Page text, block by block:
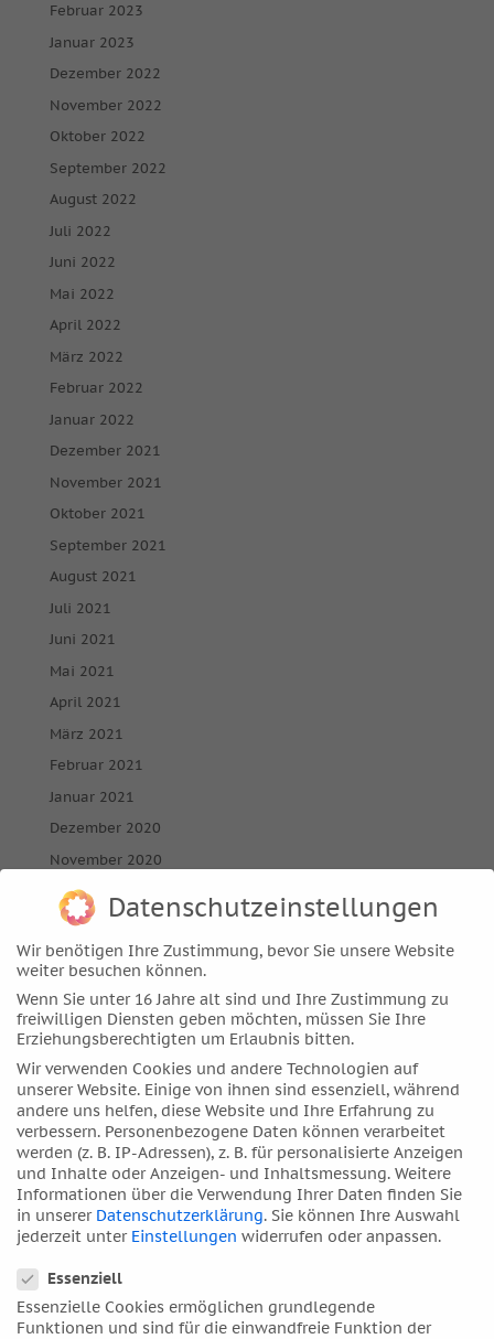
Februar 2023
Januar 2023
Dezember 2022
November 2022
Oktober 2022
September 2022
August 2022
Juli 2022
Juni 2022
Mai 2022
April 2022
März 2022
Februar 2022
Januar 2022
Dezember 2021
November 2021
Oktober 2021
September 2021
August 2021
Juli 2021
Juni 2021
Mai 2021
April 2021
März 2021
Februar 2021
Januar 2021
Dezember 2020
November 2020
Oktober 2020
September 2020
August 2020
Juni 2020
Mai 2020
April 2020
März 2020
Februar 2020
Januar 2020
Dezember 2019
November 2019
Oktober 2019
September 2019
August 2019
Datenschutzeinstellungen
Wir benötigen Ihre Zustimmung, bevor Sie unsere Website
weiter besuchen können.
Wenn Sie unter 16 Jahre alt sind und Ihre Zustimmung zu
freiwilligen Diensten geben möchten, müssen Sie Ihre
Erziehungsberechtigten um Erlaubnis bitten.
Wir verwenden Cookies und andere Technologien auf
unserer Website. Einige von ihnen sind essenziell, während
andere uns helfen, diese Website und Ihre Erfahrung zu
verbessern. Personenbezogene Daten können verarbeitet
werden (z. B. IP-Adressen), z. B. für personalisierte Anzeigen
und Inhalte oder Anzeigen- und Inhaltsmessung. Weitere
Informationen über die Verwendung Ihrer Daten finden Sie
in unserer Datenschutzerklärung. Sie können Ihre Auswahl
jederzeit unter Einstellungen widerrufen oder anpassen.
Essenziell
Essenzielle Cookies ermöglichen grundlegende
Funktionen und sind für die einwandfreie Funktion der